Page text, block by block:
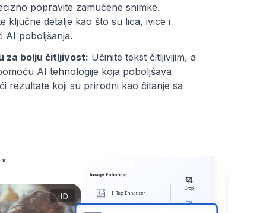
popravite zamućene snimke.
ključne detalje kao što su lica, ivice i
AI poboljšanja.
za bolju čitljivost: Učinite tekst čitljivijim, a
AI tehnologije koja poboljšava
rezultate koji su prirodni kao čitanje sa